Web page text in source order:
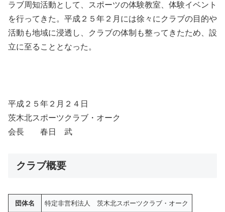
ラブ周知活動として、スポーツの体験教室、体験イベント
を行ってきた。平成２５年２月には徐々にクラブの目的や
活動も地域に浸透し、クラブの体制も整ってきたため、設
立に至ることとなった。
平成２５年２月２４日
茨木北スポーツクラブ・オーク
会長 春日 武
クラブ概要
団体名 特定非営利法人 茨木北スポーツクラブ・オーク